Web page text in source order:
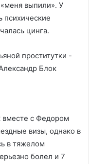
выпили». У
психические
цинга.
вместе с Федором
визы, однако в
в тяжелом
болел и 7